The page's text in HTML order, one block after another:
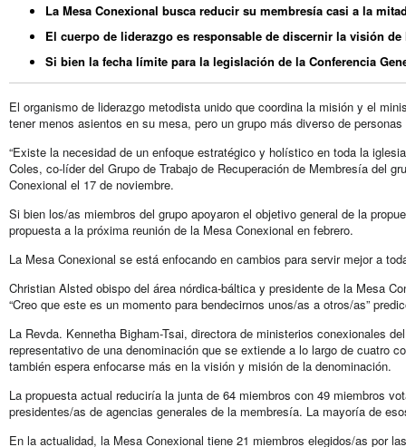
La Mesa Conexional busca reducir su membresía casi a la
El cuerpo de liderazgo es responsable de discernir la visión
Si bien la fecha límite para la legislación de la Conferencia
El organismo de liderazgo metodista unido que coordina la misión y el
tener menos asientos en su mesa, pero un grupo más diverso de
“Existe la necesidad de un enfoque estratégico y holístico en toda la
Coles, co-líder del Grupo de Trabajo de Recuperación de Membresía del
Conexional el 17 de noviembre.
Si bien los/as miembros del grupo apoyaron el objetivo general de la
propuesta a la próxima reunión de la Mesa Conexional en febrero.
La Mesa Conexional se está enfocando en cambios para servir mejor a
Christian Alsted obispo del área nórdica-báltica y presidente de la Mesa
“Creo que este es un momento para bendecirnos unos/as a otros/as”
La Revda. Kennetha Bigham-Tsai, directora de ministerios conexionales
representativo de una denominación que se extiende a lo largo de cuatro
también espera enfocarse más en la visión y misión de la denominación.
La propuesta actual reduciría la junta de 64 miembros con 49 miembros
presidentes/as de agencias generales de la membresía. La mayoría de
En la actualidad, la Mesa Conexional tiene 21 miembros elegidos/as por